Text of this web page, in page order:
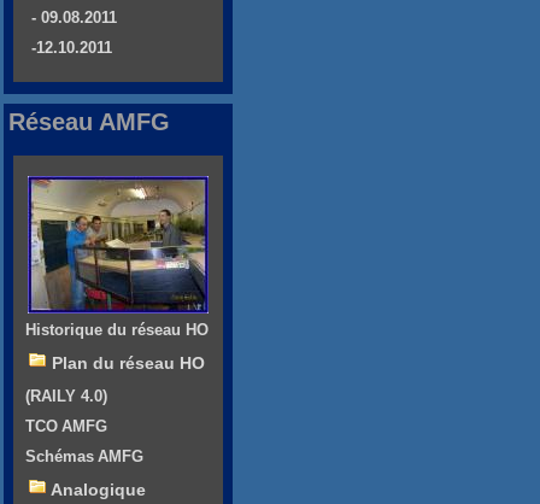
- 09.08.2011
-12.10.2011
Réseau AMFG
Historique du réseau HO
Plan du réseau HO
(RAILY 4.0)
TCO AMFG
Schémas AMFG
Analogique